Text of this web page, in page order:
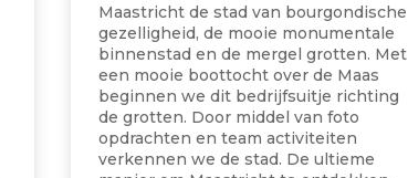
Maastricht de stad van bourgondische
gezelligheid, de mooie monumentale
binnenstad en de mergel grotten. Met
een mooie boottocht over de Maas
beginnen we dit bedrijfsuitje richting
de grotten. Door middel van foto
opdrachten en team activiteiten
verkennen we de stad. De ultieme